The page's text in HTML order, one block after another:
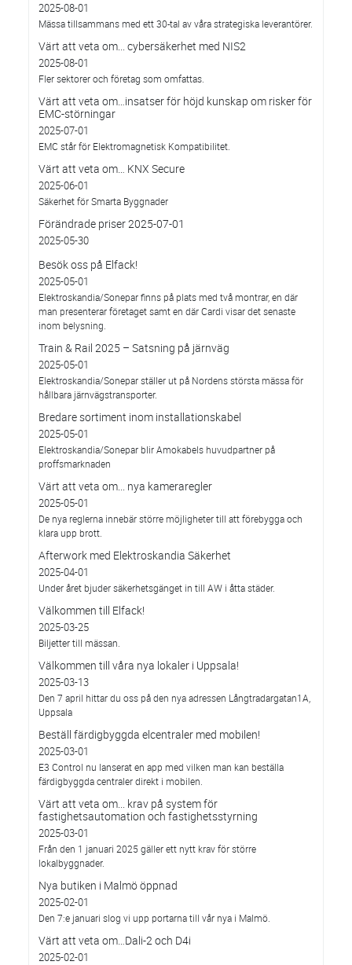
2025-08-01
Mässa tillsammans med ett 30-tal av våra strategiska leverantörer.
Värt att veta om... cybersäkerhet med NIS2
2025-08-01
Fler sektorer och företag som omfattas.
Värt att veta om…insatser för höjd kunskap om risker för
EMC-störningar
2025-07-01
EMC står för Elektromagnetisk Kompatibilitet.
Värt att veta om… KNX Secure
2025-06-01
Säkerhet för Smarta Byggnader
Förändrade priser 2025-07-01
2025-05-30
Besök oss på Elfack!
2025-05-01
Elektroskandia/Sonepar finns på plats med två montrar, en där
man presenterar företaget samt en där Cardi visar det senaste
inom belysning.
Train & Rail 2025 – Satsning på järnväg
2025-05-01
Elektroskandia/Sonepar ställer ut på Nordens största mässa för
hållbara järnvägstransporter.
Bredare sortiment inom installationskabel
2025-05-01
Elektroskandia/Sonepar blir Amokabels huvudpartner på
proffsmarknaden
Värt att veta om... nya kameraregler
2025-05-01
De nya reglerna innebär större möjligheter till att förebygga och
klara upp brott.
Afterwork med Elektroskandia Säkerhet
2025-04-01
Under året bjuder säkerhetsgänget in till AW i åtta städer.
Välkommen till Elfack!
2025-03-25
Biljetter till mässan.
Välkommen till våra nya lokaler i Uppsala!
2025-03-13
Den 7 april hittar du oss på den nya adressen Långtradargatan1A,
Uppsala
Beställ färdigbyggda elcentraler med mobilen!
2025-03-01
E3 Control nu lanserat en app med vilken man kan beställa
färdigbyggda centraler direkt i mobilen.
Värt att veta om... krav på system för
fastighetsautomation och fastighetsstyrning
2025-03-01
Från den 1 januari 2025 gäller ett nytt krav för större
lokalbyggnader.
Nya butiken i Malmö öppnad
2025-02-01
Den 7:e januari slog vi upp portarna till vår nya i Malmö.
Värt att veta om…Dali-2 och D4i
2025-02-01